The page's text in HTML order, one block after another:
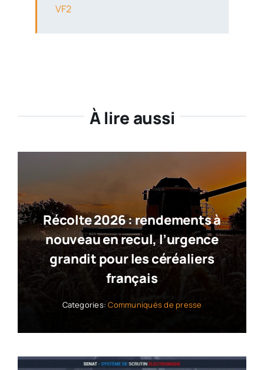
VF2
À lire aussi
Récolte 2026 : rendements à
nouveau en recul, l’urgence
grandit pour les céréaliers
français
Categories:Communiqués de presse